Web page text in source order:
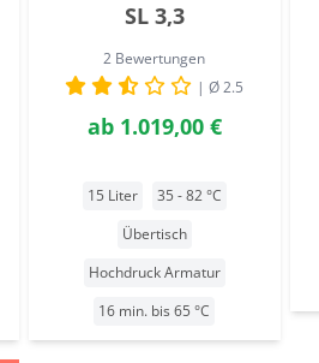
SL 3,3
2 Bewertungen
| Ø 2.5
ab1.019,00 €
15 Liter
35 - 82 °C
Übertisch
Hochdruck Armatur
16 min. bis 65 °C